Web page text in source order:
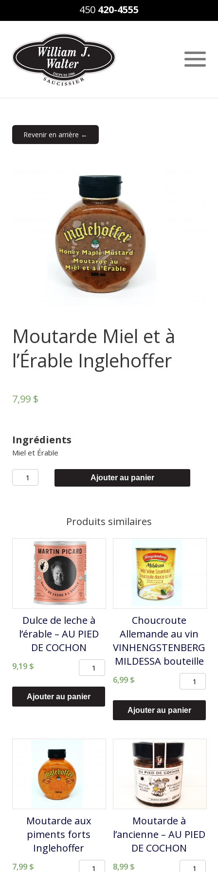
450 420-4555
Revenir en arrière ←
Moutarde Miel et à
l’Érable Inglehoffer
7,99 $
Ingrédients
Miel et Érable
quantité
l'Érable
Inglehoffer
Ajouter au panier
Produits similaires
Dulce de leche à
l’érable – AU PIED
DE COCHON
9,19 $
quantité
Dulce
de
à
DE
COCHON
Ajouter au panier
Choucroute
Allemande au vin
VINHENGSTENBERG
MILDESSA bouteille
6,99 $
quantité
Allemande
vin
MILDESSA
bouteille
Ajouter au panier
Moutarde aux
piments forts
Inglehoffer
7,99 $
quantité
Moutarde à
l’ancienne – AU PIED
DE COCHON
8,99 $
quantité